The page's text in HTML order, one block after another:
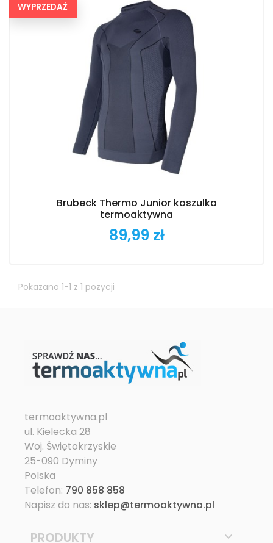
Brubeck Thermo Junior koszulka
termoaktywna
Cena
89,99 zł
WYPRZEDAŻ
Pokazano 1-1 z 1 pozycji
termoaktywna.pl
ul. Kielecka 28
Woj. Świętokrzyskie
25-090 Dyminy
Polska
Telefon: 790 858 858
Napisz do nas: sklep@termoaktywna.pl
PRODUKTY 